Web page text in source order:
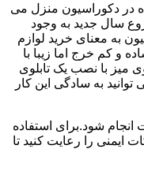
در دکوراسیون منزل می
سال جدید به وجود
به معنای خرید لوازم
و کم خرج اما زیبا با
میز با نصب یک تابلوی
به سادگی این کار
شود.برای استفاده
ایمنی را رعایت کنید تا